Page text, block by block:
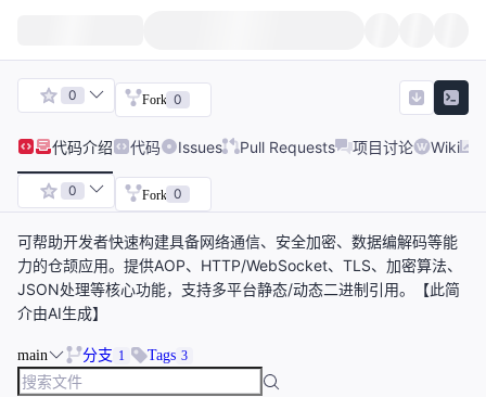
0 Fork 0
代码介绍 代码 Issues Pull Requests 项目讨论 Wiki
0 Fork 0
可帮助开发者快速构建具备网络通信、安全加密、数据编解码等能
力的仓颉应用。提供AOP、HTTP/WebSocket、TLS、加密算法、
JSON处理等核心功能，支持多平台静态/动态二进制引用。【此简
介由AI生成】
main 分支 1 Tags 3